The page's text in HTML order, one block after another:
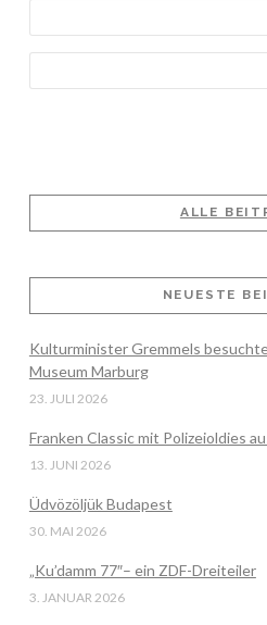
ALLE
NEUESTE
Kulturminister Gremmels
Museum Marburg
23. JULI 2026
Franken Classic mit Polizeioldies
13. JUNI 2026
Üdvözöljük Budapest
30. MAI 2026
„Ku’damm 77″– ein ZDF-Dreiteiler
3. JANUAR 2026